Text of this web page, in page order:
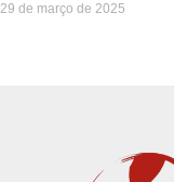
29 de março de 2025